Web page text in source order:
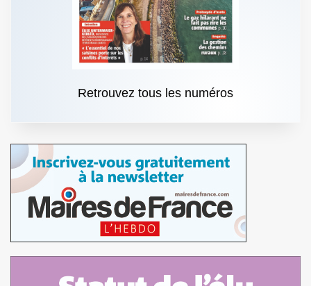
Retrouvez tous les numéros